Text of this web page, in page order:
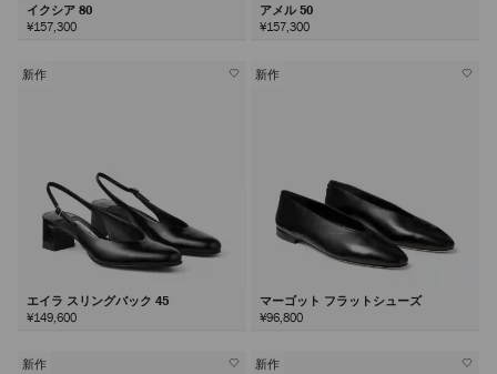
イクシア 80
¥157,300
アメル 50
¥157,300
新作
エイラ スリングバック 45
¥149,600
新作
マーゴット フラットシューズ
¥96,800
新作 新作